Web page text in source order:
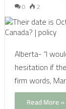
0 2
Alberta- “I
hesitation if
firm words,
Read More »